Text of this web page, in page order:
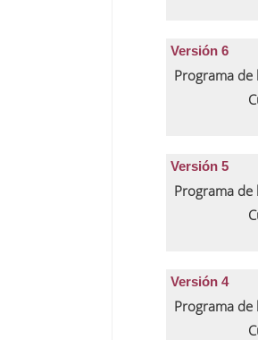
Versión 6
Programa de
Versión 5
Programa de
Versión 4
Programa de